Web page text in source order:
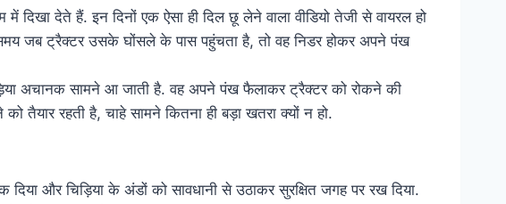
देते हैं. इन दिनों एक ऐसा ही दिल छू लेने वाला वीडियो तेजी से वायरल हो
जब ट्रैक्टर उसके घोंसले के पास पहुंचता है, तो वह निडर होकर अपने पंख
अचानक सामने आ जाती है. वह अपने पंख फैलाकर ट्रैक्टर को रोकने की
तैयार रहती है, चाहे सामने कितना ही बड़ा खतरा क्यों न हो.
और चिड़िया के अंडों को सावधानी से उठाकर सुरक्षित जगह पर रख दिया.